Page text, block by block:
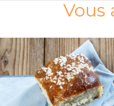
Vous